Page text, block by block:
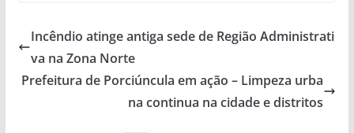
Incêndio atinge antiga sede de Região Administrati
va na Zona Norte
Prefeitura de Porciúncula em ação – Limpeza urba
na continua na cidade e distritos